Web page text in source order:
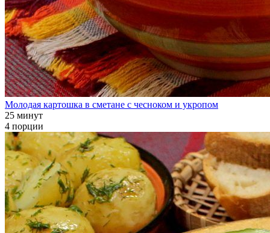
Молодая картошка в сметане с чесноком и укропом
25 минут
4 порции